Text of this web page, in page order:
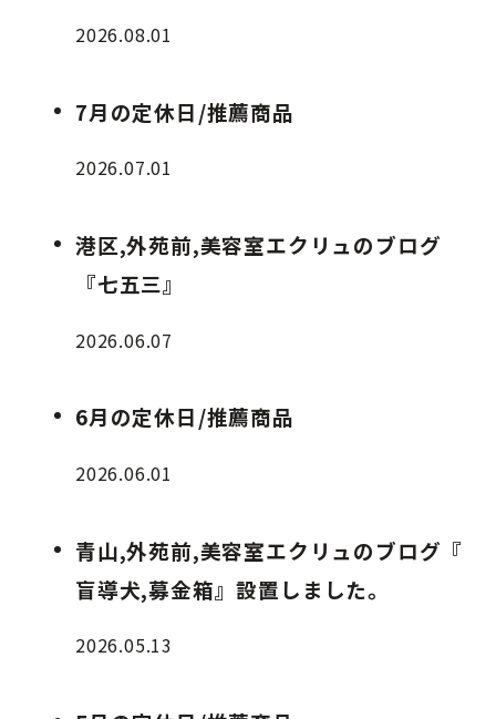
2026.08.01
7月の定休日/推薦商品
2026.07.01
港区,外苑前,美容室エクリュのブログ
『七五三』
2026.06.07
6月の定休日/推薦商品
2026.06.01
青山,外苑前,美容室エクリュのブログ『
盲導犬,募金箱』設置しました。
2026.05.13